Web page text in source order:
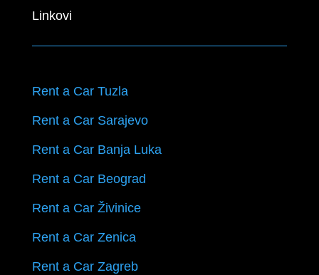
Linkovi
Rent a Car Tuzla
Rent a Car Sarajevo
Rent a Car Banja Luka
Rent a Car Beograd
Rent a Car Živinice
Rent a Car Zenica
Rent a Car Zagreb